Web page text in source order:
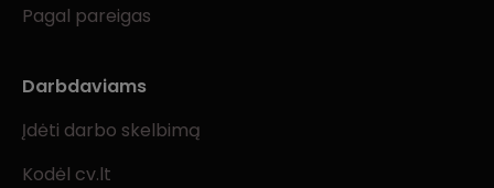
Pagal pareigas
Darbdaviams
Įdėti darbo skelbimą
Kodėl cv.lt